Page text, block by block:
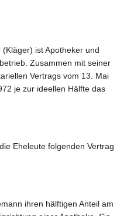
ist Apotheker und
Zusammen mit seiner
Vertrags vom 13. Mai
je zur ideellen Hälfte das
Eheleute folgenden Vertrag
ihren hälftigen Anteil am